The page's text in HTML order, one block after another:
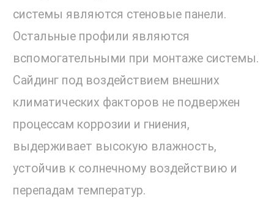
системы являются стеновые панели.
Остальные профили являются
вспомогательными при монтаже системы.
Сайдинг под воздействием внешних
климатических факторов не подвержен
процессам коррозии и гниения,
выдерживает высокую влажность,
устойчив к солнечному воздействию и
перепадам температур.